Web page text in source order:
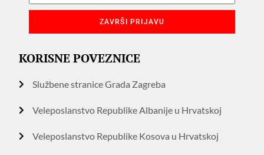
ZAVRŠI PRIJAVU
KORISNE POVEZNICE
Službene stranice Grada Zagreba
Veleposlanstvo Republike Albanije u Hrvatskoj
Veleposlanstvo Republike Kosova u Hrvatskoj